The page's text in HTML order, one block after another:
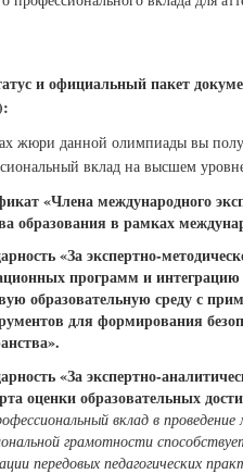
и официальный пакет
жюри данной олимпиады вы
вклад на высшем
«Члена международного
образования в рамках
«За экспертно-
программ и интеграцию
образовательную среду с
для формирования
«За экспертно-
оценки образовательных
вклад в
грамотности
передовых педагогических